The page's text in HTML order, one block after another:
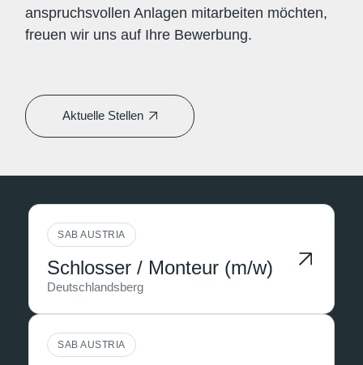
anspruchsvollen Anlagen mitarbeiten möchten,
freuen wir uns auf Ihre Bewerbung.
Aktuelle Stellen
SAB AUSTRIA
Schlosser / Monteur (m/w)
Deutschlandsberg
SAB AUSTRIA